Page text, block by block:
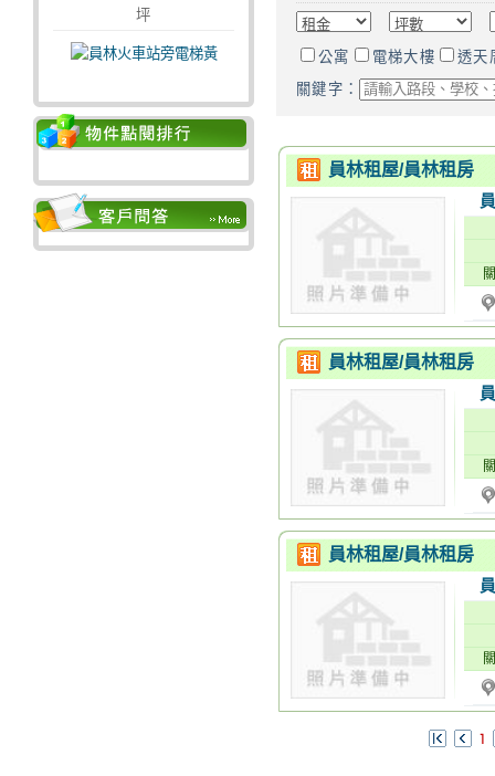
員林火車站旁電梯黃
店面/3880萬 /127.02
坪
公寓 電梯大樓
透天
關鍵字：
員林租屋/員林租房
員林租屋/員林租房
員林租屋/員林租房